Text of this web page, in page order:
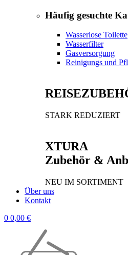
Häufig gesuchte
Wasserlose Toilette
Wasserfilter
Gasversorgung
Reinigungs und
STARK REDUZIERT
XTURA
Zubehör &
NEU IM SORTIMENT
Über uns
Kontakt
0 0,00 €